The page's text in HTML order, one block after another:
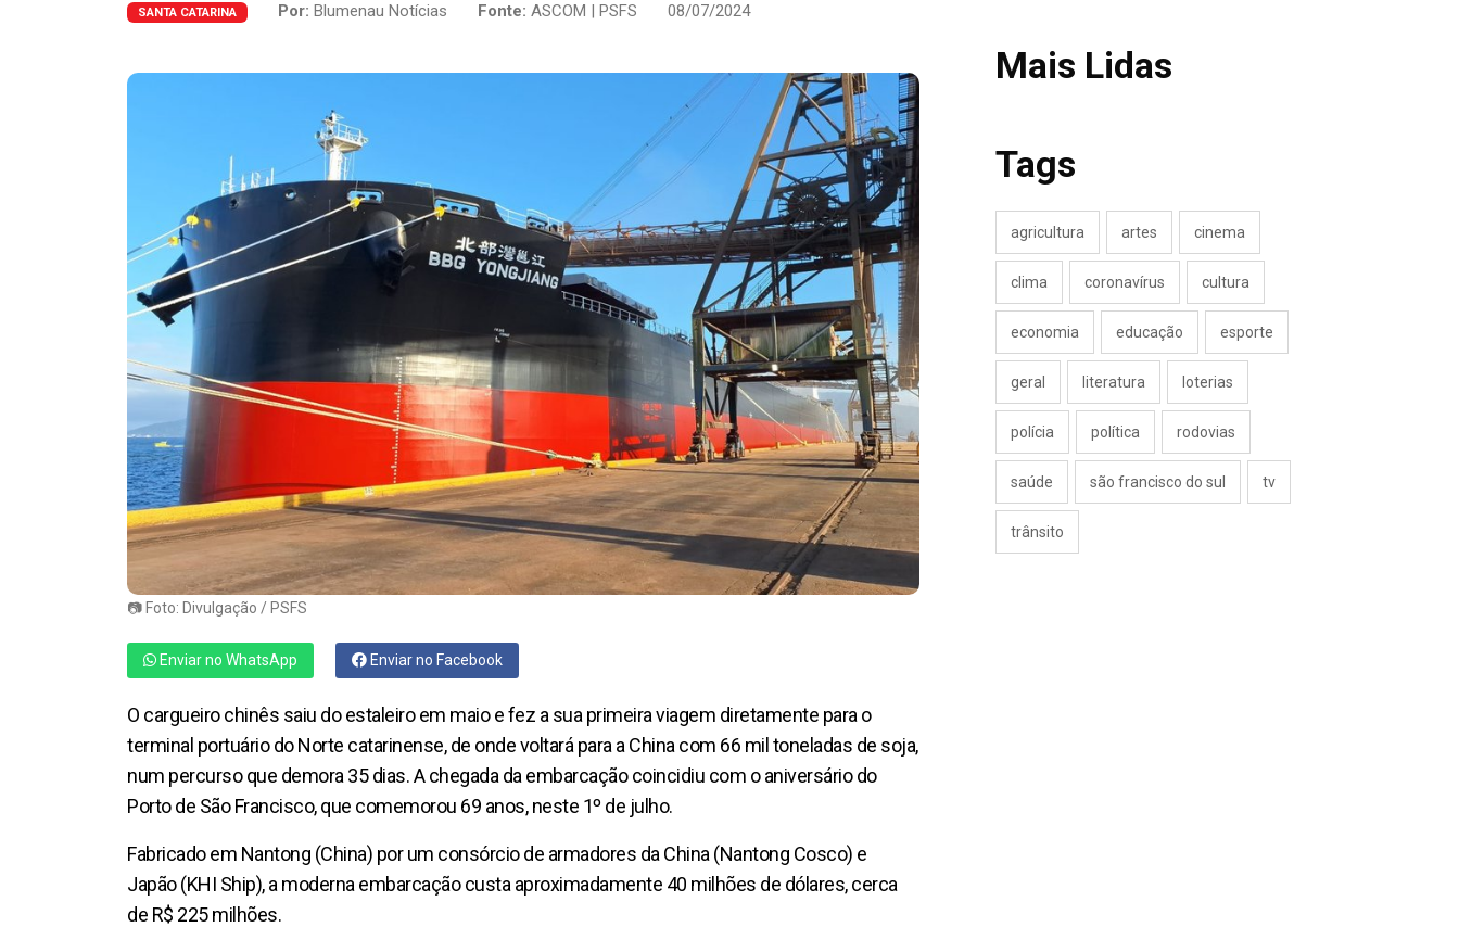
SANTA CATARINA Por: Blumenau Notícias Fonte: ASCOM | PSFS 08/07/2024
📷 Foto: Divulgação / PSFS
Enviar no WhatsApp Enviar no Facebook
O cargueiro chinês saiu do estaleiro em maio e fez a sua primeira viagem diretamente para o
terminal portuário do Norte catarinense, de onde voltará para a China com 66 mil toneladas de soja,
num percurso que demora 35 dias. A chegada da embarcação coincidiu com o aniversário do
Porto de São Francisco, que comemorou 69 anos, neste 1º de julho.
Fabricado em Nantong (China) por um consórcio de armadores da China (Nantong Cosco) e
Japão (KHI Ship), a moderna embarcação custa aproximadamente 40 milhões de dólares, cerca
de R$ 225 milhões.
Mais Lidas
Tags
agricultura artes cinema
clima coronavírus cultura
economia educação esporte
geral literatura loterias
polícia política rodovias
saúde são francisco do sul tv
trânsito